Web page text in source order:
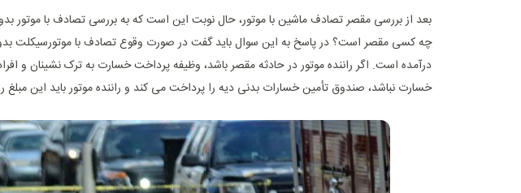
بعد از بررسی مقصر تصادف ماشین با موتور، حال نوبت این است که به بررسی تصادف با موتور
چه کسی مقصر است؟ در پاسخ به این سوال باید گفت در صورت وقوع تصادف با موتورسیکلت
درآمده است. اگر راننده موتور در حادثه مقصر باشد، وظیفه پرداخت خسارت به ترک نشینان و
خسارت نباشد، صندوق تأمین خسارات بدنی دیه را پرداخت می ‌کند و راننده موتور باید این مبلغ